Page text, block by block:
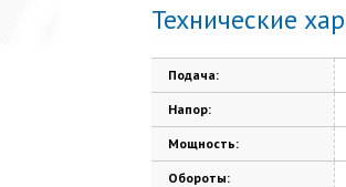
Технические
Подача:
Напор:
Мощность:
Обороты: